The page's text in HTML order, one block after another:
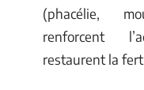
(phacélie,
renforcent
restaurent la